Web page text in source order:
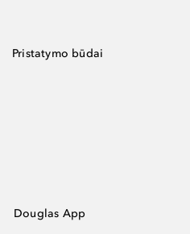
Pristatymo būdai
Douglas App